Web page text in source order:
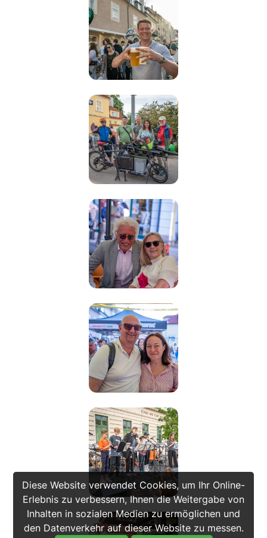
Diese Website verwendet Cookies, um Ihr Online-
Erlebnis zu verbessern, Ihnen die Weitergabe von
Inhalten in sozialen Medien zu ermöglichen und
den Datenverkehr auf dieser Website zu messen.